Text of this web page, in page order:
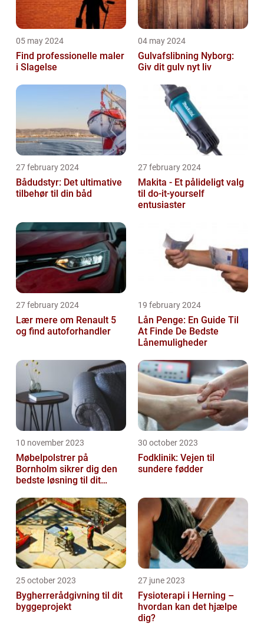
05 may 2024
Find professionelle maler
i Slagelse
04 may 2024
Gulvafslibning Nyborg:
Giv dit gulv nyt liv
27 february 2024
Bådudstyr: Det ultimative
tilbehør til din båd
27 february 2024
Makita - Et pålideligt valg
til do-it-yourself
entusiaster
27 february 2024
Lær mere om Renault 5
og find autoforhandler
19 february 2024
Lån Penge: En Guide Til
At Finde De Bedste
Lånemuligheder
10 november 2023
Møbelpolstrer på
Bornholm sikrer dig den
bedste løsning til dit
30 october 2023
Fodklinik: Vejen til
sundere fødder
25 october 2023
Bygherrerådgivning til dit
byggeprojekt
27 june 2023
Fysioterapi i Herning –
hvordan kan det hjælpe
dig?